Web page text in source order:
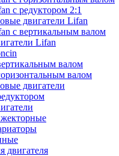
с редуктором 2:1
двигатели Lifan
с вертикальным валом
Lifan
валом
валом
двигатели
двигателя